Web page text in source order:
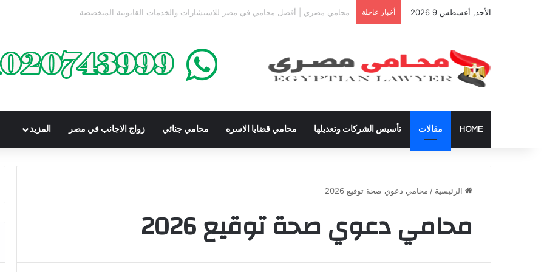
الأحد, أغسطس 9 2026 أخبار عاجلة دعوى تعيين قيم على المحكوم عليه بعقوبة سالبة للحرية | الشروط والصيغة القانونية
HOME مقالات تأسيس الشركات وتعديلها محامي قضايا الاسره محامي جنائي زواج الاجانب في مصر المزيد
الرئيسية / محامي دعوي صحة توقيع 2026
محامي دعوي صحة توقيع 2026